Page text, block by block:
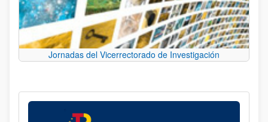
Jornadas del Vicerrectorado de Investigación